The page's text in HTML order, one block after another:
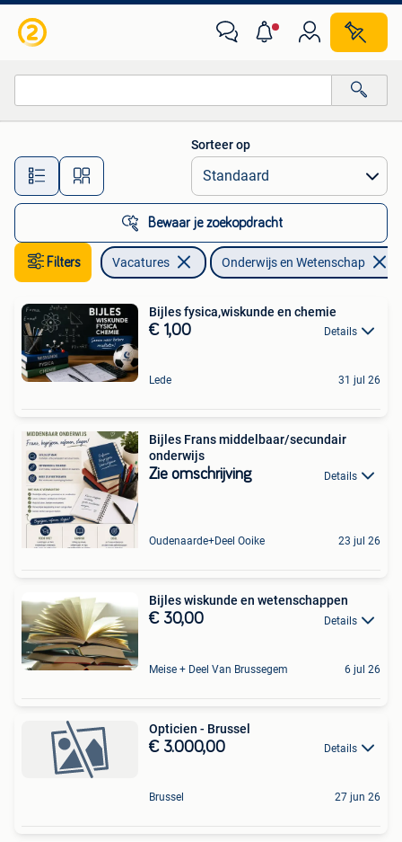
Alle afstanden…
Sorteer op
Bewaar je zoekopdracht
Filters Vacatures Onderwijs en Wetenschap
Bijles fysica,wiskunde en chemie
€ 1,00 Details
Lede 31 jul 26
Bijles Frans middelbaar/secundair
onderwijs
Zie omschrijving Details
Oudenaarde+Deel Ooike 23 jul 26
Bijles wiskunde en wetenschappen
€ 30,00 Details
Meise + Deel Van Brussegem 6 jul 26
Opticien - Brussel
€ 3.000,00 Details
Brussel 27 jun 26